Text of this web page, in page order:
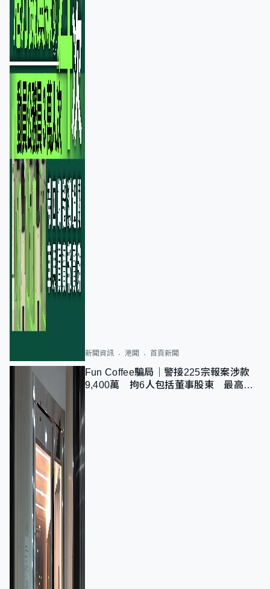
新聞資訊 港聞 首頁新聞
Fun Coffee騙局｜警接225宗報案涉款
9,400萬 拘6人包括董事股東 最高金